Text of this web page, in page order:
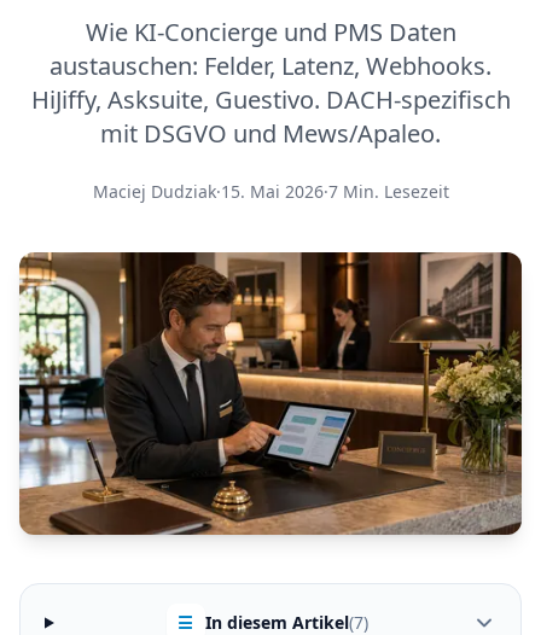
Wie KI-Concierge und PMS Daten
austauschen: Felder, Latenz, Webhooks.
HiJiffy, Asksuite, Guestivo. DACH-spezifisch
mit DSGVO und Mews/Apaleo.
Maciej Dudziak·15. Mai 2026·7 Min. Lesezeit
☰ In diesem Artikel(7)